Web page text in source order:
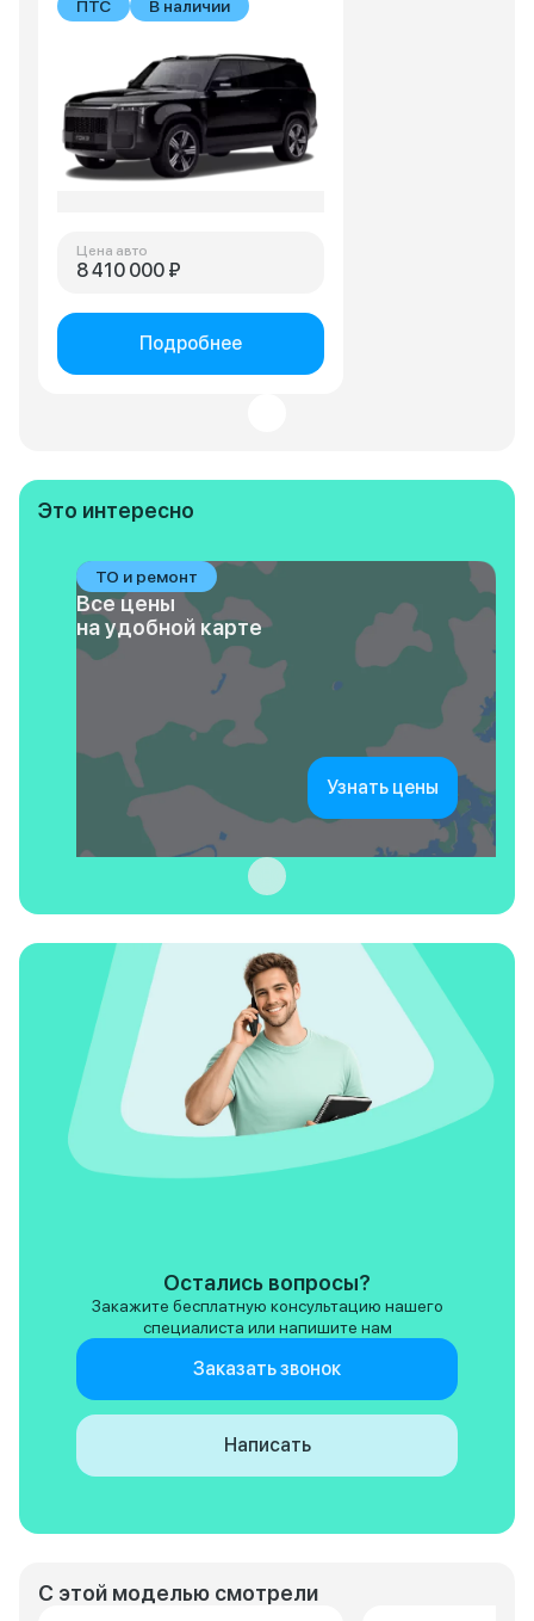
ПТС В наличии
Цена авто
8 410 000 ₽
Подробнее
Это интересно
ТО и ремонт
Все цены
на удобной карте
Узнать цены
С этой моделью смотрели
Остались вопросы?
Закажите бесплатную консультацию нашего
специалиста или напишите нам
Заказать звонок
Написать